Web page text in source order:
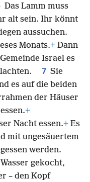
Das Lamm muss
alt sein. Ihr könnt
aussuchen.
Monats.+ Dann
Israel es
7 Sie
es auf die beiden
der Häuser
+
Nacht essen.+ Es
mit ungesäuertem
werden.
gekocht,
– den Kopf